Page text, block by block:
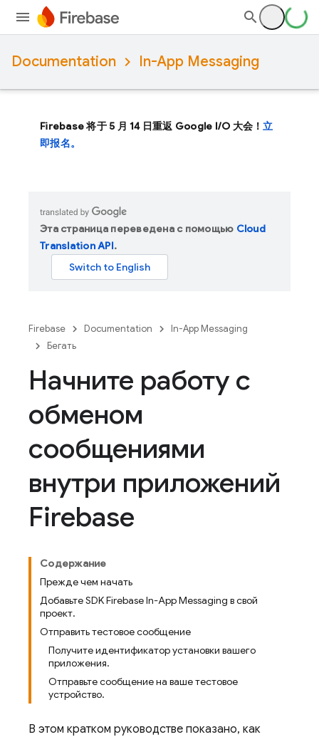
Documentation In-App Messaging
Firebase 将于 5 月 14 日重返 Google I/O 大会！立
即报名。
Эта страница переведена с помощью Cloud
Translation API.
Firebase Documentation
In-App Messaging
Бегать
Начните работу с
обменом
сообщениями
внутри приложений
Firebase
Содержание
Прежде чем начать
Добавьте SDK Firebase In-App Messaging в свой
проект.
Отправить тестовое сообщение
Получите идентификатор установки вашего
приложения.
Отправьте сообщение на ваше тестовое
устройство.
В этом кратком руководстве показано, как